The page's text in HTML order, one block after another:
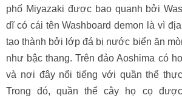
phố Miyazaki được bao quanh bởi
dĩ có cái tên Washboard demon là vì
tạo thành bởi lớp đá bị nước biển ăn
như bậc thang. Trên đảo Aoshima có
và nơi đây nổi tiếng với quần thể
Trong đó, quần thể cây họ cọ